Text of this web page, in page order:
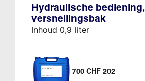
Hydraulische bediening,
versnellingsbak
Inhoud 0,9 liter
700 CHF 202